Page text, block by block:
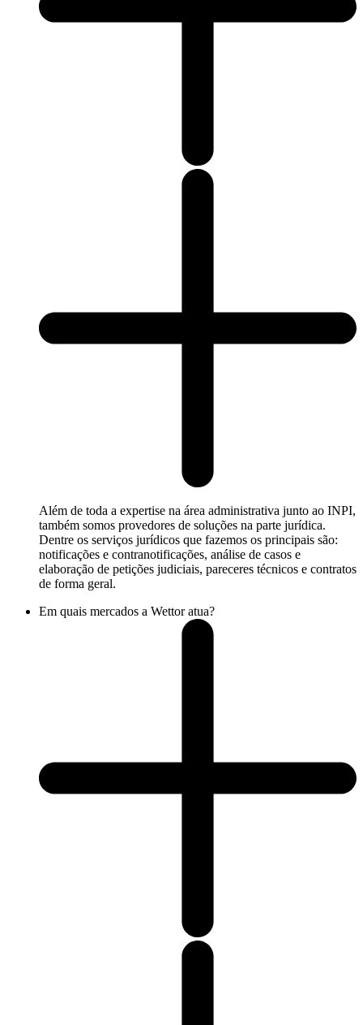
Além de toda a expertise na área administrativa junto ao INPI,
também somos provedores de soluções na parte jurídica.
Dentre os serviços jurídicos que fazemos os principais são:
notificações e contranotificações, análise de casos e
elaboração de petições judiciais, pareceres técnicos e contratos
de forma geral.
Em quais mercados a Wettor atua?